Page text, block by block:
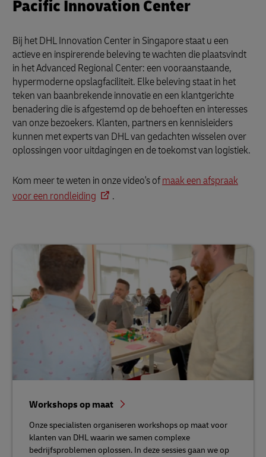
Pacific Innovation Center
Bij het DHL Innovation Center in Singapore staat u een
actieve en inspirerende beleving te wachten die plaatsvindt
in het Advanced Regional Center: een vooraanstaande,
hypermoderne opslagfaciliteit. Elke beleving staat in het
teken van baanbrekende innovatie en een klantgerichte
benadering die is afgestemd op de behoeften en interesses
van onze bezoekers. Klanten, partners en kennisleiders
kunnen met experts van DHL van gedachten wisselen over
oplossingen voor uitdagingen en de toekomst van logistiek.
Kom meer te weten in onze video's ofmaak een afspraak
voor een rondleiding
.
Workshops op maat
Onze specialisten organiseren workshops op maat voor
klanten van DHL waarin we samen complexe
bedrijfsproblemen oplossen. In deze sessies gaan we op